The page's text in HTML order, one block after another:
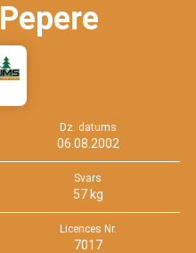
Pepere
Dz. datums
06.08.2002
Svars
57 kg
Licences Nr.
7017